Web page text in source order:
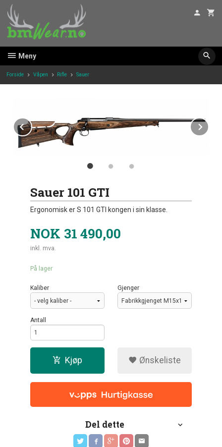
innholdet
Meny
Forside Våpen Rifle Sauer
Prev
Sauer 101 GTI
Ergonomisk er S 101 GTI kongen i sin klasse.
NOK 31 490,00
inkl. mva.
På lager
Kaliber Gjenger
Antall
Kjøp Ønskeliste
Del dette